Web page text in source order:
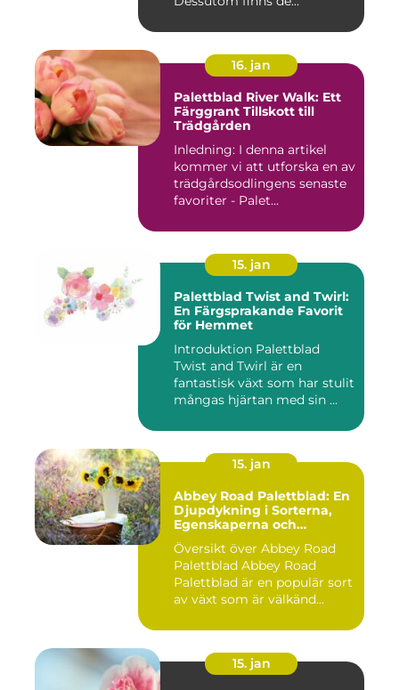
16. jan
Palettblad River Walk: Ett
Färggrant Tillskott till
Trädgården
Inledning: I denna artikel
kommer vi att utforska en av
trädgårdsodlingens senaste
favoriter - Palet...
15. jan
Palettblad Twist and Twirl:
En Färgsprakande Favorit
för Hemmet
Introduktion Palettblad
Twist and Twirl är en
fantastisk växt som har stulit
mångas hjärtan med sin ...
15. jan
Abbey Road Palettblad: En
Djupdykning i Sorterna,
Egenskaperna och
Historien
Översikt över Abbey Road
Palettblad Abbey Road
Palettblad är en populär sort
av växt som är välkänd...
15. jan